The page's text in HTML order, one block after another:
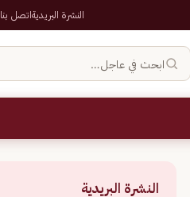
النشرة البريديةاتصل بنا
ابحث في عاجل…
النشرة البريدية